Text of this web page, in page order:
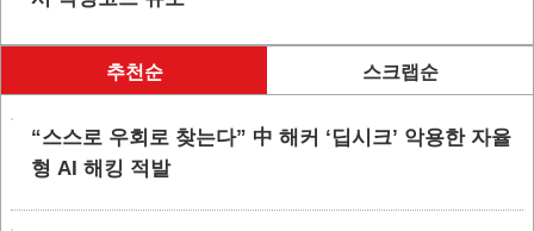
추천순 스크랩순
“스스로 우회로 찾는다” 中 해커 ‘딥시크’ 악용한 자율
형 AI 해킹 적발